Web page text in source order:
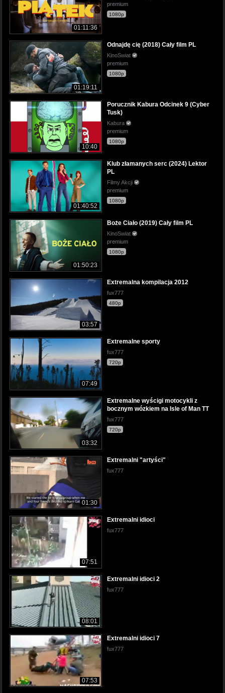
01:11:36
premium
1080p
01:19:11
Odnajdę cię (2018) Cały film PL
KinoSwiat
premium
1080p
10:40
Porucznik Kabura Odcinek 9 (Cyber
Tusk)
Kabura
premium
1080p
01:40:52
Klub złamanych serc (2024) Lektor
PL
Filmy Akcji
premium
1080p
01:50:23
Boże Ciało (2019) Cały film PL
KinoSwiat
premium
1080p
03:57
Extremalna kompilacja 2012
fux777
480p
07:49
Extremalne sporty
fux777
720p
03:32
Extremalne wyścigi motocykli z
bocznym wózkiem na Isle of Man TT
fux777
720p
01:30
Extremalni "artyści"
fux777
07:51
Extremalni idioci
fux777
08:01
Extremalni idioci 2
fux777
07:53
Extremalni idioci 7
fux777